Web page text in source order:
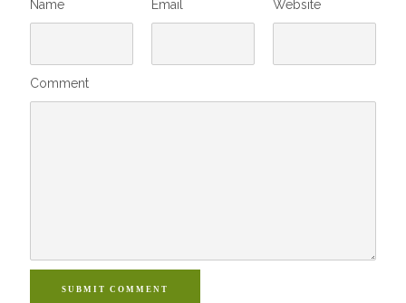
Name Email Website
Comment
SUBMIT COMMENT